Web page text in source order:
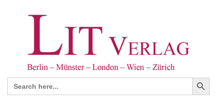
Search
for:
Search Button